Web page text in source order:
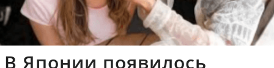
В Японии появилось